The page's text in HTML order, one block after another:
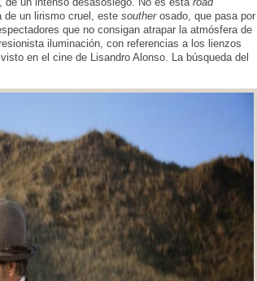
de un lirismo cruel, este souther osado, que pasa por
que no consigan atrapar la atmósfera de
iluminación, con referencias a los lienzos
en el cine de Lisandro Alonso. La búsqueda del